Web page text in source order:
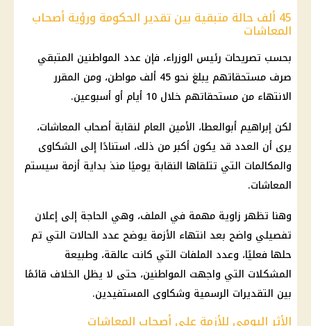
45 ألف حالة متبقية بين تقدير الحكومة ورؤية أصحاب
المعاشات
بحسب تصريحات رئيس الوزراء، فإن عدد المواطنين المتبقي
صرف مستحقاتهم يبلغ نحو 45 ألف مواطن، ومن المقرر
الانتهاء من مستحقاتهم خلال 10 أيام أو أسبوعين.
لكن إبراهيم أبوالعطا، الأمين العام لنقابة أصحاب المعاشات،
يرى أن العدد قد يكون أكبر من ذلك، استنادًا إلى الشكاوى
والمكالمات التي تتلقاها النقابة يوميًا منذ بداية أزمة سيستم
المعاشات.
وهنا تظهر زاوية مهمة في الملف، وهي الحاجة إلى إعلان
تفصيلي واضح بعد انتهاء الأزمة يوضح عدد الحالات التي تم
حلها فعليًا، وعدد الملفات التي كانت عالقة، وطبيعة
المشكلات التي واجهت المواطنين، حتى لا يظل الخلاف قائمًا
بين التقديرات الرسمية وشكاوى المستفيدين.
الأثر اليومي للأزمة على أصحاب المعاشات